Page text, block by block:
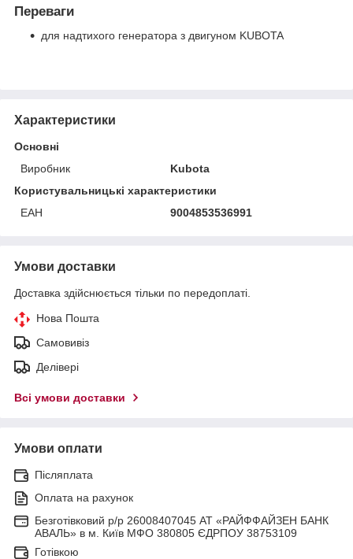
Переваги
для надтихого генератора з двигуном KUBOTA
Характеристики
Основні
Виробник
Kubota
Користувальницькі характеристики
ЕАН
9004853536991
Умови доставки
Доставка здійснюється тільки по передоплаті.
Нова Пошта
Самовивіз
Делівері
Всі умови доставки
Умови оплати
Післяплата
Оплата на рахунок
Безготівковий р/р 26008407045 АТ «РАЙФФАЙЗЕН БАНК
АВАЛЬ» в м. Київ МФО 380805 ЄДРПОУ 38753109
Готівкою